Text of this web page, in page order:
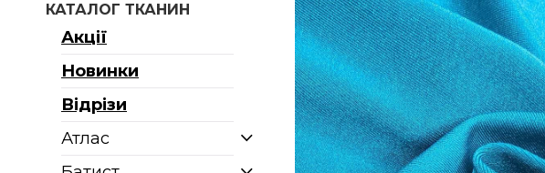
КАТАЛОГ ТКАНИН
Акції
Новинки
Відрізи
Атлас